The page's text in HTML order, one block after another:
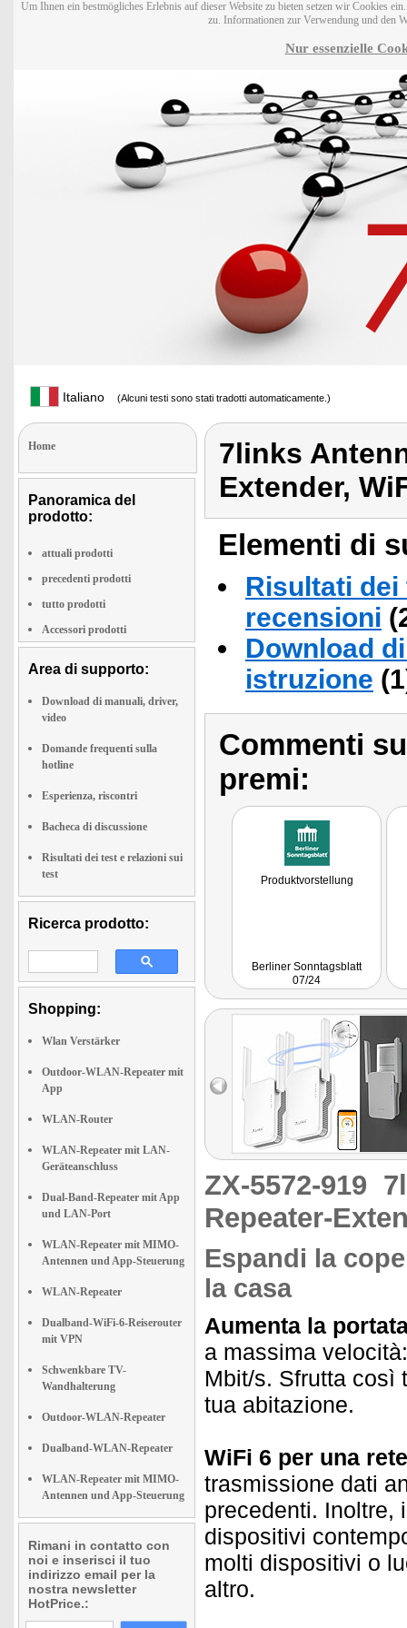
Um Ihnen ein bestmögliches Erlebnis auf dieser Website zu bieten setzen wir Cookies
zu. Informationen zur Verwendung und den
Nur essenzielle
Italiano (Alcuni testi sono stati tradotti automaticamente.)
Home
Panoramica del
prodotto:
attuali prodotti
precedenti prodotti
tutto prodotti
Accessori prodotti
Area di supporto:
Download di manuali, driver,
video
Domande frequenti sulla
hotline
Esperienza, riscontri
Bacheca di discussione
Risultati dei test e relazioni sui
test
Ricerca prodotto:
Shopping:
Wlan Verstärker
Outdoor-WLAN-Repeater mit
App
WLAN-Router
WLAN-Repeater mit LAN-
Geräteanschluss
Dual-Band-Repeater mit App
und LAN-Port
WLAN-Repeater mit MIMO-
Antennen und App-Steuerung
WLAN-Repeater
Dualband-WiFi-6-Reiserouter
mit VPN
Schwenkbare TV-
Wandhalterung
Outdoor-WLAN-Repeater
Dualband-WLAN-Repeater
WLAN-Repeater mit MIMO-
Antennen und App-Steuerung
Rimani in contatto con
noi e inserisci il tuo
indirizzo email per la
nostra newsletter
HotPrice.:
7links
Extender,
Elementi di
Risultati
recensioni
Download
istruzione
Commenti
premi:
Produktvorstellung
Berliner Sonntagsblatt
07/24
ZX-5572-919
Repeater-
Espandi la
la casa
Aumenta la
a massima
Mbit/s. Sfrutta così
tua abitazione.
WiFi 6 per una
trasmissione dati
precedenti. Inoltre,
dispositivi
molti dispositivi o
altro.